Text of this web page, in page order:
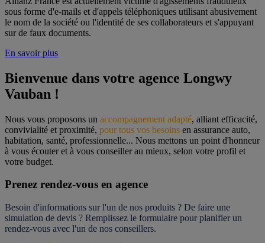
sous forme d'e-mails et d'appels téléphoniques utilisant abusivement
le nom de la société ou l'identité de ses collaborateurs et s'appuyant
sur de faux documents.
En savoir plus
Bienvenue dans votre agence Longwy
Vauban !
Nous vous proposons un accompagnement adapté, alliant efficacité,
convivialité et proximité, pour tous vos besoins en assurance auto,
habitation, santé, professionnelle... Nous mettons un point d'honneur
à vous écouter et à vous conseiller au mieux, selon votre profil et
votre budget.
Prenez rendez-vous en agence
Besoin d'informations sur l'un de nos produits ? De faire une
simulation de devis ? Remplissez le formulaire pour planifier un
rendez-vous avec l'un de nos conseillers.